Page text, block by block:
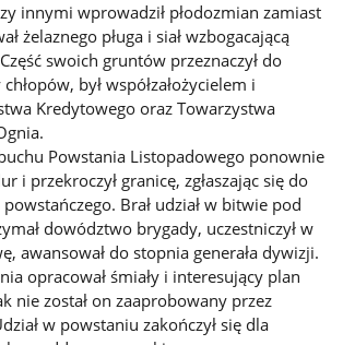
innymi wprowadził płodozmian zamiast
żelaznego pługa i siał wzbogacającą
swoich gruntów przeznaczył do
był współzałożycielem i
Kredytowego oraz Towarzystwa
Powstania Listopadowego ponownie
i przekroczył granicę, zgłaszając się do
Brał udział w bitwie pod
dowództwo brygady, uczestniczył w
awansował do stopnia generała dywizji.
opracował śmiały i interesujący plan
nie został on zaaprobowany przez
w powstaniu zakończył się dla